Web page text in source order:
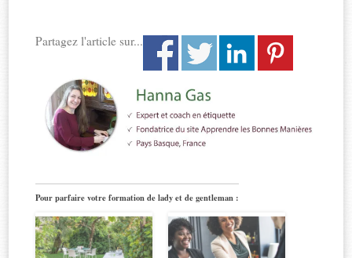
Partagez l'article sur...
Pour parfaire votre formation de lady et de gentleman :